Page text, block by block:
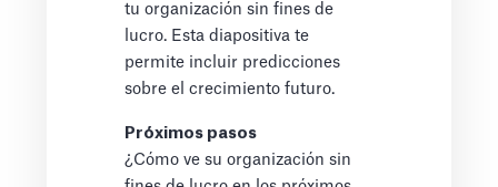
tu organización sin fines de
lucro. Esta diapositiva te
permite incluir predicciones
sobre el crecimiento futuro.
Próximos pasos
¿Cómo ve su organización sin